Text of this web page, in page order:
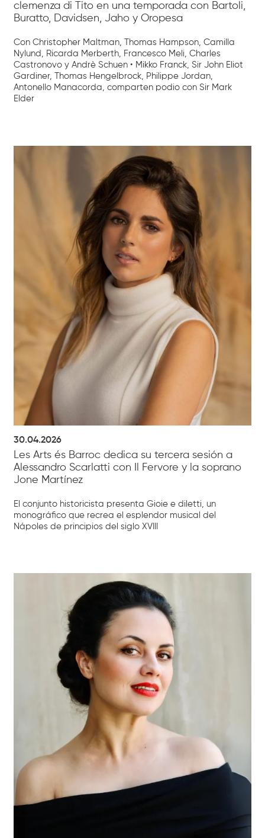
clemenza di Tito en una temporada con Bartoli,
Buratto, Davidsen, Jaho y Oropesa
Con Christopher Maltman, Thomas Hampson, Camilla
Nylund, Ricarda Merberth, Francesco Meli, Charles
Castronovo y Andrè Schuen • Mikko Franck, Sir John Eliot
Gardiner, Thomas Hengelbrock, Philippe Jordan,
Antonello Manacorda, comparten podio con Sir Mark
Elder
30.04.2026
Les Arts és Barroc dedica su tercera sesión a
Alessandro Scarlatti con Il Fervore y la soprano
Jone Martínez
El conjunto historicista presenta Gioie e diletti, un
monográfico que recrea el esplendor musical del
Nápoles de principios del siglo XVIII